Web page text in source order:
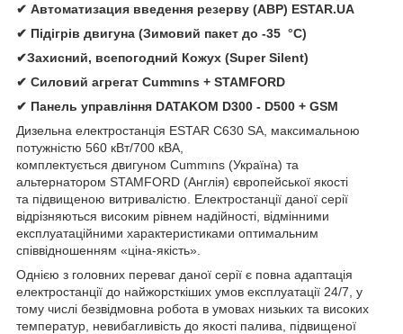
✔ Автоматизация введення резерву (АВР) ESTAR.UA
✔ Підігрів двигуна (Зимовий пакет до -35 °C)
✔Захисний, всепогодний Кожух (Super Silent)
✔ Силовий агрегат Cummıns + STAMFORD
✔ Панель управління DATAKOM D300 - D500 + GSM
Дизельна електростанція ESTAR C630 SA, максимальною
потужністю 560 кВт/700 кВА,
комплектується двигуном Cummıns (Україна) та
альтернатором STAMFORD (Англія) європейської якості
та підвищеною витривалістю. Електростанції даної серії
відрізняються високим рівнем надійності, відмінними
експлуатаційними характеристиками оптимальним
співвідношенням «ціна-якість».
Однією з головних переваг даної серії є повна адаптація
електростанції до найжорсткіших умов експлуатації 24/7, у
тому числі безвідмовна робота в умовах низьких та високих
температур, невибагливість до якості палива, підвищеної